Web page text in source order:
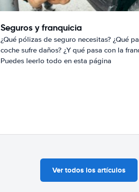
Seguros y franquicia
¿Qué pólizas de seguro necesitas? ¿Qué
coche sufre daños? ¿Y qué pasa con la
Puedes leerlo todo en esta página
Ver todos los artículos